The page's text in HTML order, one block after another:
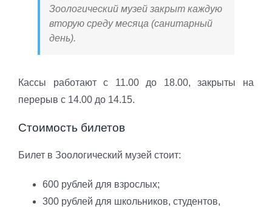
Зоологический музей закрыт каждую
вторую среду месяца (санитарный
день).
Кассы работают с 11.00 до 18.00, закрыты на
перерыв с 14.00 до 14.15.
Стоимость билетов
Билет в Зоологический музей стоит:
600 рублей для взрослых;
300 рублей для школьников, студентов,